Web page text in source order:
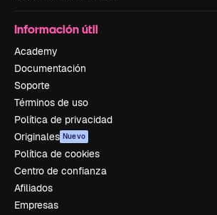
Información útil
Academy
Documentación
Soporte
Términos de uso
Política de privacidad
Originales Nuevo
Política de cookies
Centro de confianza
Afiliados
Empresas